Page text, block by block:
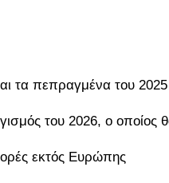
τα πεπραγμένα του 2025
του 2026, ο οποίος
εκτός Ευρώπης